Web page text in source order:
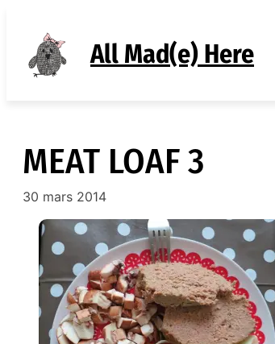
contenu
All Mad(e) Here
MEAT LOAF 3
30 mars 2014